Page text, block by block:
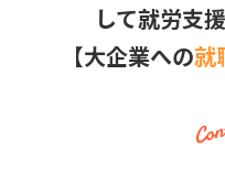
して就労支
【大企業への就